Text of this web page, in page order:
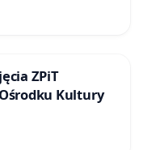
ZPiT
Kultury